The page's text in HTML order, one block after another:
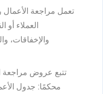
العملاء أو
والإخفاقات،
تتبع عروض مراجعة
محكمًا: جدول